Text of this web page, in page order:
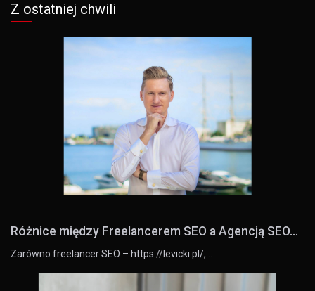
Z ostatniej chwili
Różnice między Freelancerem SEO a Agencją SEO...
Zarówno freelancer SEO – https://levicki.pl/,…